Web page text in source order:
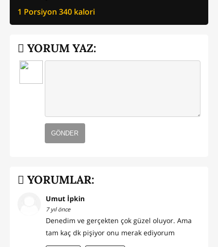
1 Porsiyon 340 kalori
YORUM YAZ:
GÖNDER
YORUMLAR:
Umut İpkin
7 yıl önce
Denedim ve gerçekten çok güzel oluyor. Ama
tam kaç dk pişiyor onu merak ediyorum